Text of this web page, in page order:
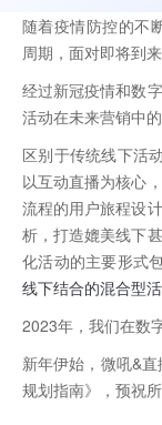
随着疫情防控的不
周期，面对即将到
经过新冠疫情和数
活动在未来营销中
区别于传统线下活
以互动直播为核心
流程的用户旅程设
析，打造媲美线下
化活动的主要形式
线下结合的混合型
2023年，我们在数
新年伊始，微吼&
规划指南》，预祝